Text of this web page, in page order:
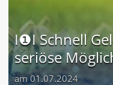
I❶I Schnell
seriöse
am 01.07.2024